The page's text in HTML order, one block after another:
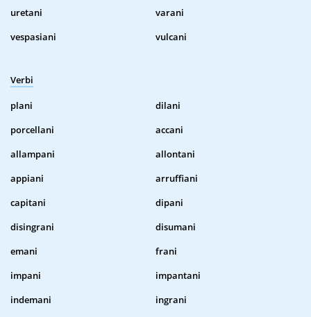
uretani
varani
vespasiani
vulcani
Verbi
plani
dilani
porcellani
accani
allampani
allontani
appiani
arruffiani
capitani
dipani
disingrani
disumani
emani
frani
impani
impantani
indemani
ingrani